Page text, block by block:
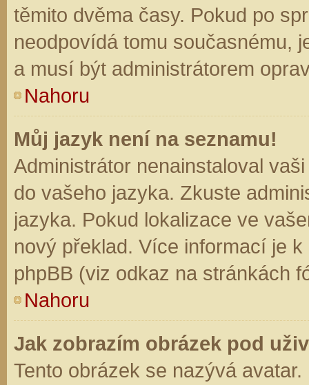
těmito dvěma časy. Pokud po
neodpovídá tomu současnému,
a musí být administrátorem
Nahoru
Můj jazyk není na seznamu!
Administrátor nenainstaloval
do vašeho jazyka. Zkuste
jazyka. Pokud lokalizace ve
nový překlad. Více informací je
phpBB (viz odkaz na stránkách
Nahoru
Jak zobrazím obrázek pod
Tento obrázek se nazývá